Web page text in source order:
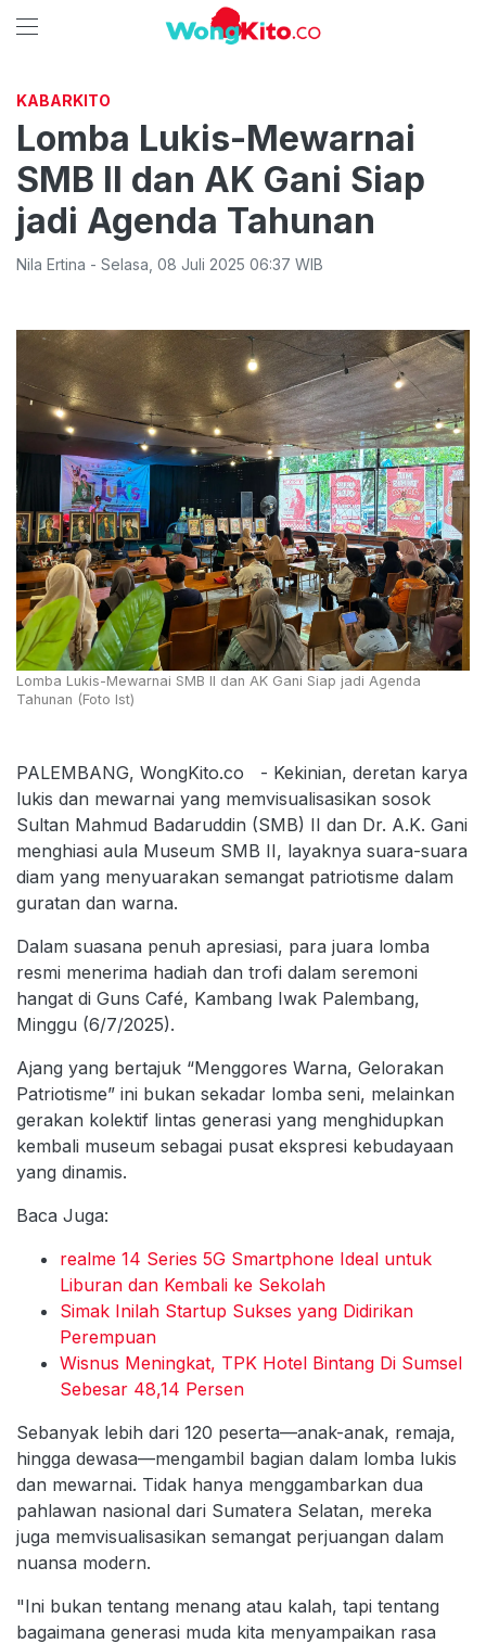
KABARKITO
Lomba Lukis-Mewarnai
SMB II dan AK Gani Siap
jadi Agenda Tahunan
Nila Ertina - Selasa 08 Juli 2025 06:37 WIB
Lomba Lukis-Mewarnai SMB II dan AK Gani Siap jadi Agenda
Tahunan (Foto Ist)
PALEMBANG, WongKito.co - Kekinian, deretan karya
lukis dan mewarnai yang memvisualisasikan sosok
Sultan Mahmud Badaruddin (SMB) II dan Dr. A.K. Gani
menghiasi aula Museum SMB II, layaknya suara-suara
diam yang menyuarakan semangat patriotisme dalam
guratan dan warna.
Dalam suasana penuh apresiasi, para juara lomba
resmi menerima hadiah dan trofi dalam seremoni
hangat di Guns Café, Kambang Iwak Palembang,
Minggu (6/7/2025).
Ajang yang bertajuk “Menggores Warna, Gelorakan
Patriotisme” ini bukan sekadar lomba seni, melainkan
gerakan kolektif lintas generasi yang menghidupkan
kembali museum sebagai pusat ekspresi kebudayaan
yang dinamis.
Baca Juga:
realme 14 Series 5G Smartphone Ideal untuk
Liburan dan Kembali ke Sekolah
Simak Inilah Startup Sukses yang Didirikan
Perempuan
Wisnus Meningkat, TPK Hotel Bintang Di Sumsel
Sebesar 48,14 Persen
Sebanyak lebih dari 120 peserta—anak-anak, remaja,
hingga dewasa—mengambil bagian dalam lomba lukis
dan mewarnai. Tidak hanya menggambarkan dua
pahlawan nasional dari Sumatera Selatan, mereka
juga memvisualisasikan semangat perjuangan dalam
nuansa modern.
"Ini bukan tentang menang atau kalah, tapi tentang
bagaimana generasi muda kita menyampaikan rasa